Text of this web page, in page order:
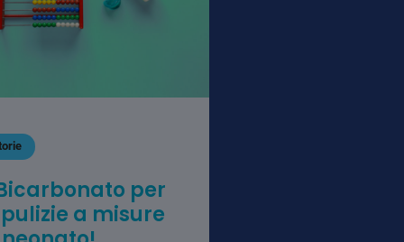
per
a misure